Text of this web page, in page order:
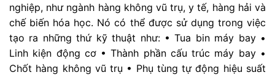
nghiệp, như ngành hàng không vũ trụ, y tế, hàng hải và
chế biến hóa học. Nó có thể được sử dụng trong việc
tạo ra những thứ kỹ thuật như: • Tua bin máy bay •
Linh kiện động cơ • Thành phần cấu trúc máy bay •
Chốt hàng không vũ trụ • Phụ tùng tự động hiệu suất